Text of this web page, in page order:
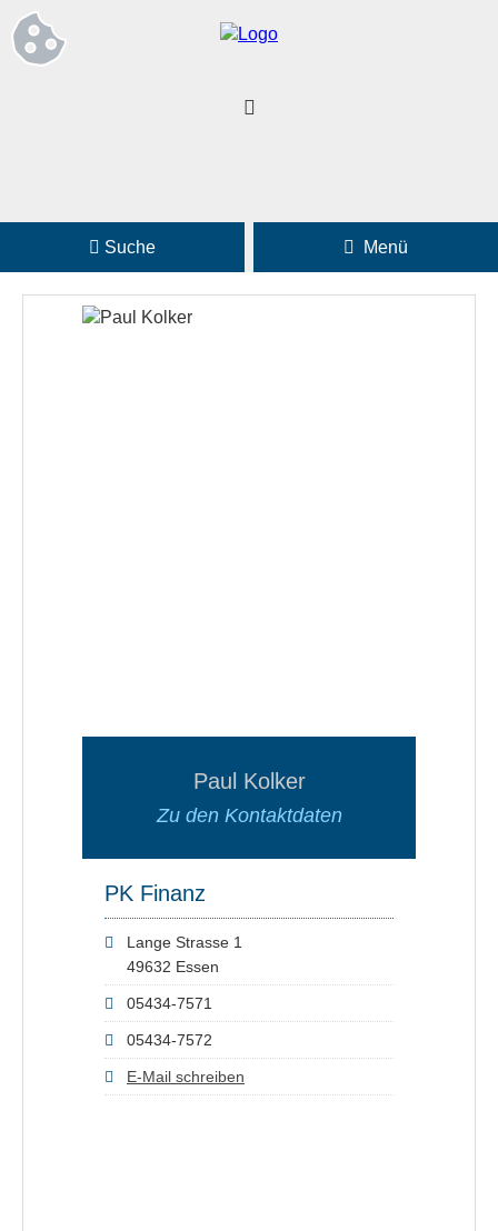
Suche Menü
Paul Kolker
Zu den Kontaktdaten
PK Finanz
Lange Strasse 1
49632 Essen
05434-7571
05434-7572
E-Mail schreiben